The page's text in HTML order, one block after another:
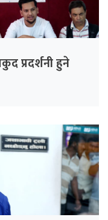
प्रदर्शनी हुने